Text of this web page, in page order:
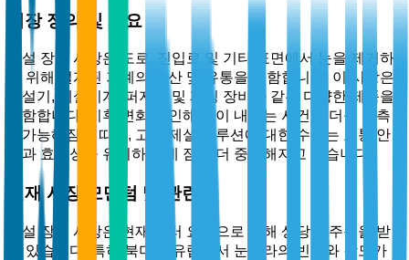
시장 정의 및 개요
제설 장비 시장은 도로, 진입로 및 기타 표면에서 눈을 제거하
기 위해 설계된 기계의 생산 및 유통을 포함합니다. 이 시장은
제설기, 제설기계, 퍼지기 및 제빙 장비와 같은 다양한 제품을
포함합니다. 기후 변화로 인해 눈이 내리는 사건이 더욱 예측
불가능해짐에 따라, 고급 제설 솔루션에 대한 수요는 교통 안
전과 효율성을 유지하는 데 점점 더 중요해지고 있습니다.
현재 시장 모멘텀 및 관련성
제설 장비 시장은 현재 여러 요인으로 인해 상당한 주목을 받
고 있습니다. 특히 북미와 유럽에서 눈보라의 빈도와 강도가